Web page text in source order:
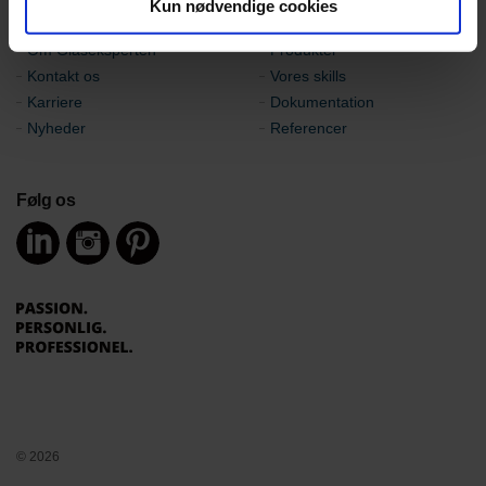
Kun nødvendige cookies
Om Glaseksperten
Produkter
Kontakt os
Vores skills
Karriere
Dokumentation
Nyheder
Referencer
Følg os
© 2026